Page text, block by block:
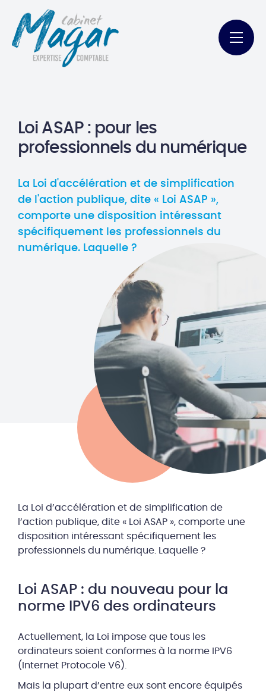
Loi ASAP : pour les
professionnels du numérique
La Loi d'accélération et de simplification
de l'action publique, dite « Loi ASAP »,
comporte une disposition intéressant
spécifiquement les professionnels du
numérique. Laquelle ?
La Loi d’accélération et de simplification de
l’action publique, dite « Loi ASAP », comporte une
disposition intéressant spécifiquement les
professionnels du numérique. Laquelle ?
Loi ASAP : du nouveau pour la
norme IPV6 des ordinateurs
Actuellement, la Loi impose que tous les
ordinateurs soient conformes à la norme IPV6
(Internet Protocole V6).
Mais la plupart d’entre eux sont encore équipés